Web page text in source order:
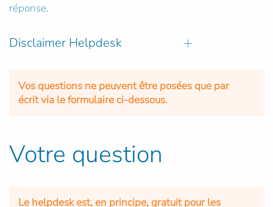
réponse.
Disclaimer Helpdesk
Vos questions ne peuvent être posées que par
écrit via le formulaire ci-dessous.
Votre question
Le helpdesk est, en principe, gratuit pour les